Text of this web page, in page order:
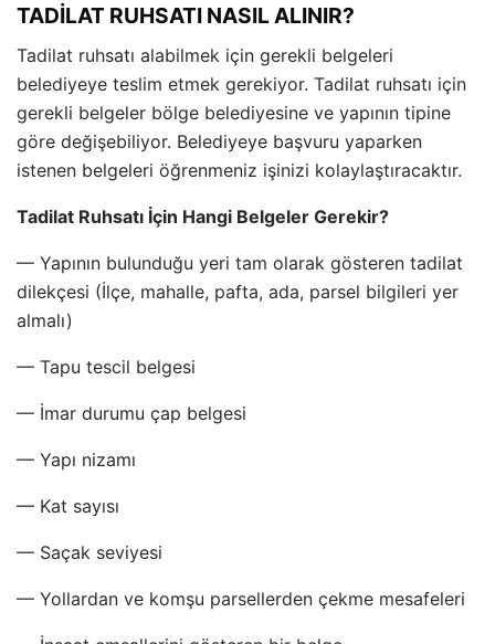
TADİLAT RUHSATI NASIL ALINIR?
Tadilat ruhsatı alabilmek için gerekli belgeleri
belediyeye teslim etmek gerekiyor. Tadilat ruhsatı için
gerekli belgeler bölge belediyesine ve yapının tipine
göre değişebiliyor. Belediyeye başvuru yaparken
istenen belgeleri öğrenmeniz işinizi kolaylaştıracaktır.
Tadilat Ruhsatı İçin Hangi Belgeler Gerekir?
— Yapının bulunduğu yeri tam olarak gösteren tadilat
dilekçesi (İlçe, mahalle, pafta, ada, parsel bilgileri yer
almalı)
— Tapu tescil belgesi
— İmar durumu çap belgesi
— Yapı nizamı
— Kat sayısı
— Saçak seviyesi
— Yollardan ve komşu parsellerden çekme mesafeleri